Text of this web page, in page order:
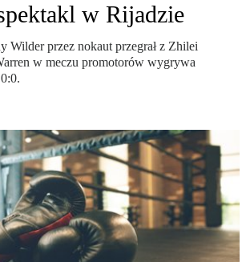
w Rijadzie
Wilder przez nokaut przegrał z Zhilei
w meczu promotorów wygrywa